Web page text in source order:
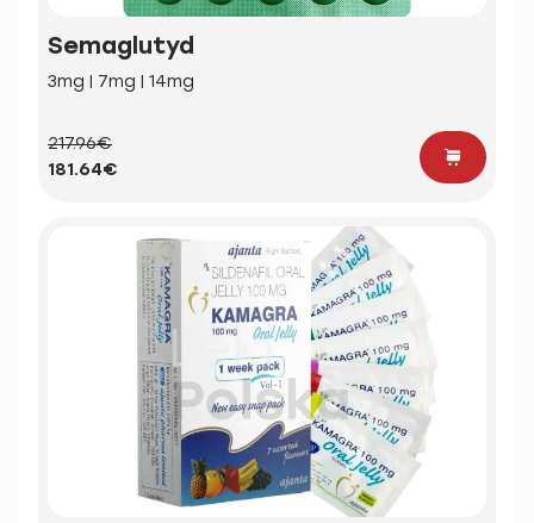
Semaglutyd
3mg | 7mg | 14mg
217.96€
181.64€